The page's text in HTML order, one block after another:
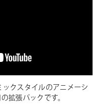
クスタイルのアニメーシ
拡張パックです。